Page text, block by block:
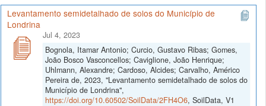
Levantamento semidetalhado de solos do Município de
Londrina
Jul 4, 2023
Bognola, Itamar Antonio; Curcio, Gustavo Ribas; Gomes,
João Bosco Vasconcellos; Caviglione, João Henrique;
Uhlmann, Alexandre; Cardoso, Alcides; Carvalho, Américo
Pereira de, 2023, "Levantamento semidetalhado de solos do
Município de Londrina",
https://doi.org/10.60502/SoilData/2FH4O6, SoilData, V1